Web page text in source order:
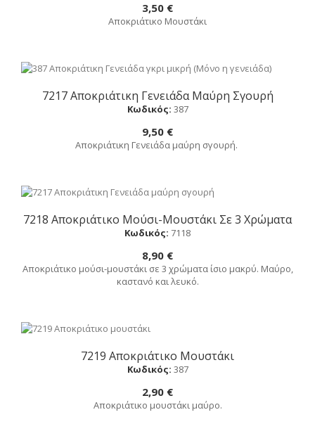
3,50 €
Αποκριάτικο Μουστάκι
Αγορά
7217 Αποκριάτικη Γενειάδα Μαύρη Σγουρή
Κωδικός: 387
9,50 €
Αποκριάτικη Γενειάδα μαύρη σγουρή.
Αγορά
7218 Αποκριάτικο Μούσι-Μουστάκι Σε 3 Χρώματα
Κωδικός: 7118
8,90 €
Αποκριάτικο μούσι-μουστάκι σε 3 χρώματα ίσιο μακρύ. Μαύρο,
καστανό και λευκό.
Αγορά
7219 Αποκριάτικο Μουστάκι
Κωδικός: 387
2,90 €
Αποκριάτικο μουστάκι μαύρο.